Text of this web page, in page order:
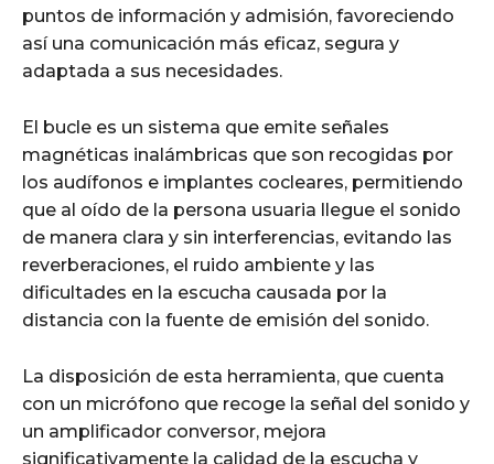
puntos de información y admisión, favoreciendo
así una comunicación más eficaz, segura y
adaptada a sus necesidades.
El bucle es un sistema que emite señales
magnéticas inalámbricas que son recogidas por
los audífonos e implantes cocleares, permitiendo
que al oído de la persona usuaria llegue el sonido
de manera clara y sin interferencias, evitando las
reverberaciones, el ruido ambiente y las
dificultades en la escucha causada por la
distancia con la fuente de emisión del sonido.
La disposición de esta herramienta, que cuenta
con un micrófono que recoge la señal del sonido y
un amplificador conversor, mejora
significativamente la calidad de la escucha y